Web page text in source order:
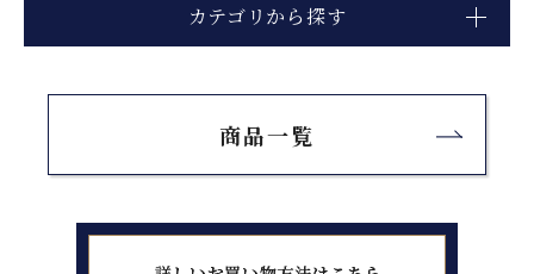
カテゴリから探す
商品一覧